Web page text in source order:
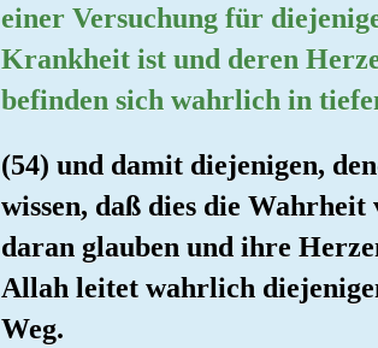
einer Versuchung für
Krankheit ist und deren
befinden sich wahrlich in
(54) und damit diejenigen,
wissen, daß dies die
daran glauben und ihre
Allah leitet wahrlich
Weg.